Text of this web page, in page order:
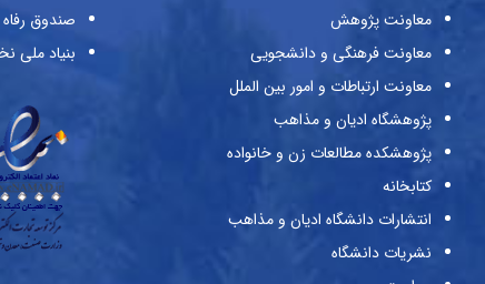
معاونت پژوهش
معاونت فرهنگی و دانشجویی
معاونت ارتباطات و امور بین الملل
پژوهشگاه ادیان و مذاهب
پژوهشکده مطالعات زن و خانواده
کتابخانه
انتشارات دانشگاه ادیان و مذاهب
نشریات دانشگاه
صندوق
بنیاد ملی